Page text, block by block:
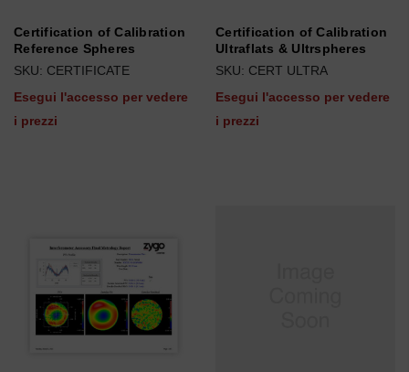
Certification of Calibration
Reference Spheres
SKU: CERTIFICATE
Esegui l'accesso per vedere
i prezzi
Certification of Calibration
Ultraflats & Ultrspheres
SKU: CERT ULTRA
Esegui l'accesso per vedere
i prezzi